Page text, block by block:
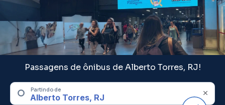
Passagens de ônibus de Alberto Torres, RJ!
Partindo de